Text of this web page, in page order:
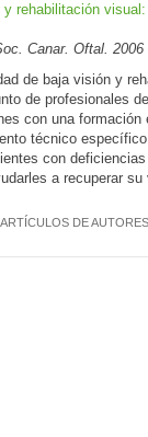
rehabilitación
Canar. Oftal. 2006
de baja visión y
de profesionales
con una formación
técnico
con
a recuperar su
ARTÍCULOS DE